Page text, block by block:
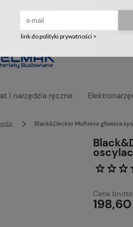
graficzna naszego sklepu! ❤️
i narzędzia ręczne
Black&Decker Multievo głowica
Cena brutto:
198,60